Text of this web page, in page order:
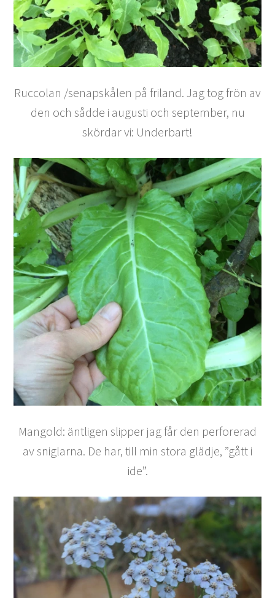
Ruccolan /senapskålen på friland. Jag tog frön av
den och sådde i augusti och september, nu
skördar vi: Underbart!
Mangold: äntligen slipper jag får den perforerad
av sniglarna. De har, till min stora glädje, ”gått i
ide”.